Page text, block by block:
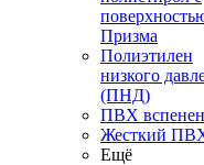
Призма
Полиэтилен
низкого
(ПНД)
ПВХ
Жесткий
Ещё